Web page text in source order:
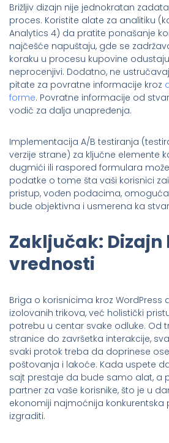
Brižljiv dizajn nije jednokratan
proces. Koristite alate za analitiku
Analytics 4) da pratite ponašanje
najčešće napuštaju, gde se
koraku u procesu kupovine
neprocenjivi. Dodatno, ne
pitate za povratne informacije kroz
forme. Povratne informacije od
vodič za dalja unapređenja.
Implementacija A/B testiranja
verzije strane) za ključne elemente
dugmići ili raspored formulara
podatke o tome šta vaši korisnici
pristup, vođen podacima,
bude objektivna i usmerena ka
Zaključak: Dizajn
vrednosti
Briga o korisnicima kroz WordPress
izolovanih trikova, već holistički
potrebu u centar svake odluke. Od
stranice do završetka interakcije,
svaki protok treba da doprinese
poštovanja i lakoće. Kada uspete
sajt prestaje da bude samo alat, a
partner za vaše korisnike, što je u
ekonomiji najmoćnija konkurentska
izgraditi.